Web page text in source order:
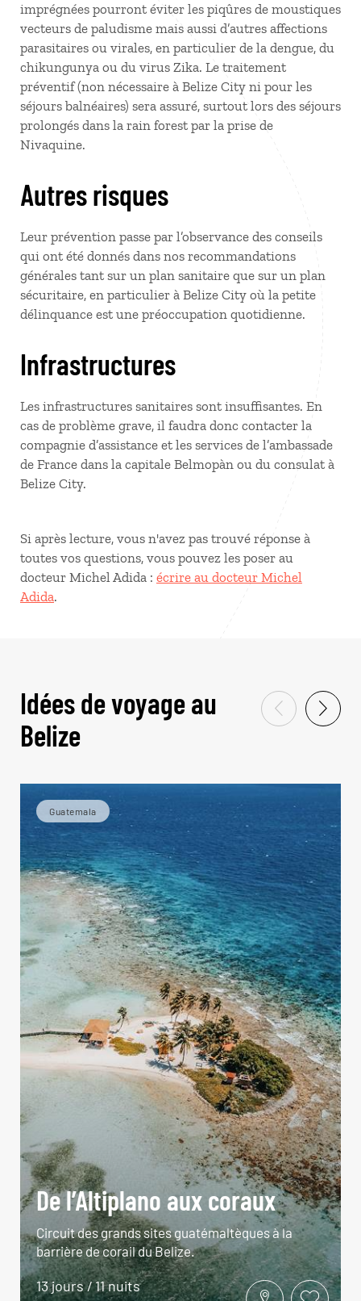
imprégnées pourront éviter les piqûres de moustiques
vecteurs de paludisme mais aussi d’autres affections
parasitaires ou virales, en particulier de la dengue, du
chikungunya ou du virus Zika. Le traitement
préventif (non nécessaire à Belize City ni pour les
séjours balnéaires) sera assuré, surtout lors des séjours
prolongés dans la rain forest par la prise de
Nivaquine.
Autres risques
Leur prévention passe par l’observance des conseils
qui ont été donnés dans nos recommandations
générales tant sur un plan sanitaire que sur un plan
sécuritaire, en particulier à Belize City où la petite
délinquance est une préoccupation quotidienne.
Infrastructures
Les infrastructures sanitaires sont insuffisantes. En
cas de problème grave, il faudra donc contacter la
compagnie d’assistance et les services de l’ambassade
de France dans la capitale Belmopàn ou du consulat à
Belize City.
Si après lecture, vous n'avez pas trouvé réponse à
toutes vos questions, vous pouvez les poser au
docteur Michel Adida : écrire au docteur Michel
Adida.
Idées de voyage au
Belize
Guatemala
De l’Altiplano aux coraux
Circuit des grands sites guatémaltèques à la
barrière de corail du Belize.
13 jours / 11 nuits